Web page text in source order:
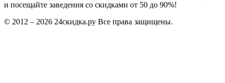
и посещайте заведения со скидками от 50 до 90%!
© 2012 – 2026 24скидка.ру Все права защищены.